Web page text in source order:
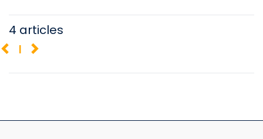
4 articles
1